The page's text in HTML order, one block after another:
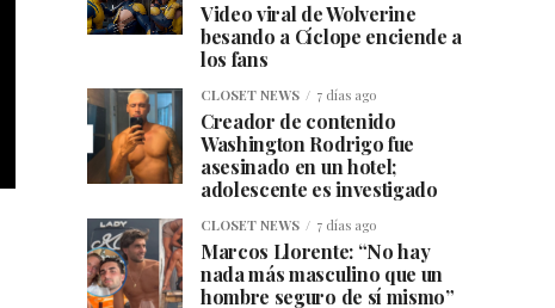
Video viral de Wolverine
besando a Cíclope enciende a
los fans
CLOSET NEWS 7 días ago
Creador de contenido
Washington Rodrigo fue
asesinado en un hotel;
adolescente es investigado
CLOSET NEWS 7 días ago
Marcos Llorente: “No hay
nada más masculino que un
hombre seguro de sí mismo”